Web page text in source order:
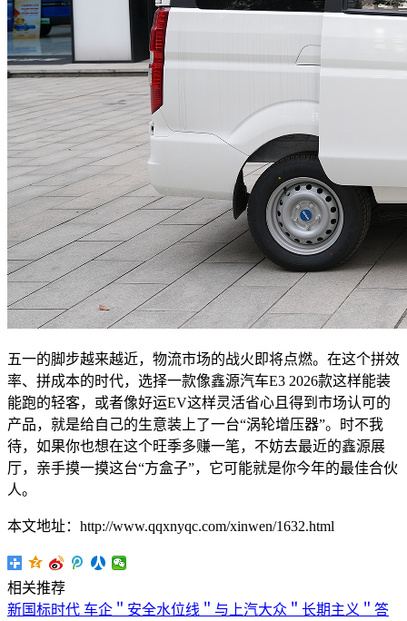
五一的脚步越来越近，物流市场的战火即将点燃。在这个拼效
率、拼成本的时代，选择一款像鑫源汽车E3 2026款这样能装
能跑的轻客，或者像好运EV这样灵活省心且得到市场认可的
产品，就是给自己的生意装上了一台“涡轮增压器”。时不我
待，如果你也想在这个旺季多赚一笔，不妨去最近的鑫源展
厅，亲手摸一摸这台“方盒子”，它可能就是你今年的最佳合伙
人。
本文地址：http://www.qqxnyqc.com/xinwen/1632.html
相关推荐
新国标时代 车企＂安全水位线＂与上汽大众＂长期主义＂答